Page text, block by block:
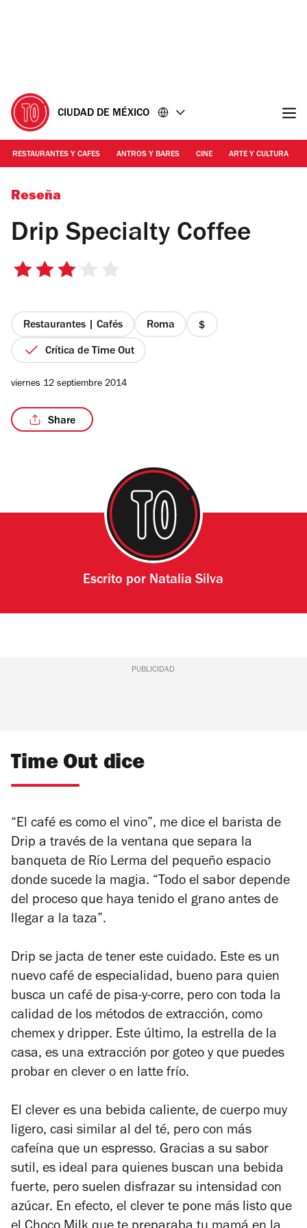
CIUDAD DE MÉXICO
RESTAURANTES Y CAFES ANTROS Y BARES CINE ARTE Y CULTURA
Foto: Marianela Trueba
Reseña
Drip Specialty Coffee
3
estrellas
Restaurantes | Cafés Roma
precio
Crítica de Time Out
viernes 12 septiembre 2014
Share
Escrito por Natalia Silva
PUBLICIDAD
Time Out dice
“El café es como el vino”, me dice el barista de
Drip a través de la ventana que separa la
banqueta de Río Lerma del pequeño espacio
donde sucede la magia. “Todo el sabor depende
del proceso que haya tenido el grano antes de
llegar a la taza”.
Drip se jacta de tener este cuidado. Este es un
nuevo café de especialidad, bueno para quien
busca un café de pisa-y-corre, pero con toda la
calidad de los métodos de extracción, como
chemex y dripper. Este último, la estrella de la
casa, es una extracción por goteo y que puedes
probar en clever o en latte frío.
El clever es una bebida caliente, de cuerpo muy
ligero, casi similar al del té, pero con más
cafeína que un espresso. Gracias a su sabor
sutil, es ideal para quienes buscan una bebida
fuerte, pero suelen disfrazar su intensidad con
azúcar. En efecto, el clever te pone más listo que